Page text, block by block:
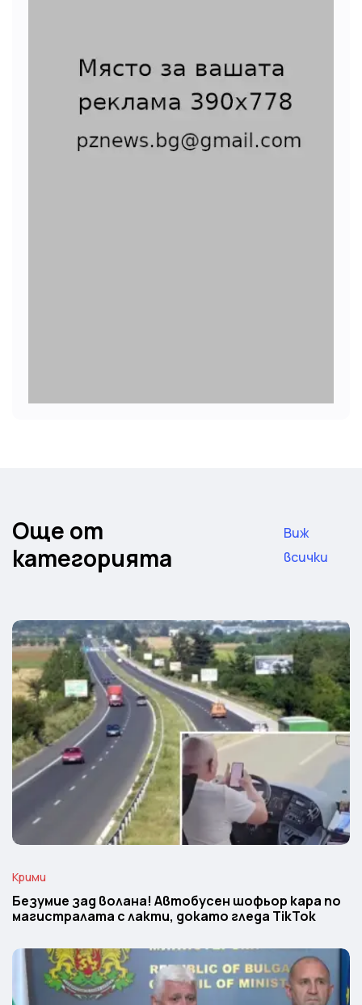
Още от
категорията
Виж
всички
Крими
Безумие зад волана! Автобусен шофьор кара по
магистралата с лакти, докато гледа TikTok